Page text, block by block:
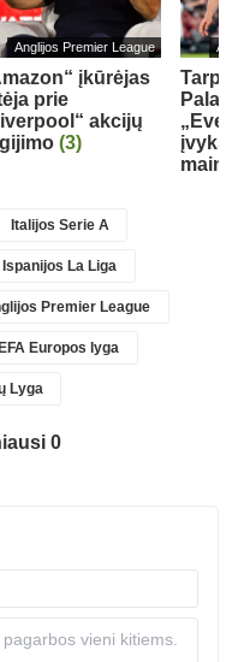
Anglijos Premier League
įkūrėjas
prie
akcijų
(3)
Tarp
įvyks
Italijos Serie A
Ispanijos La Liga
Premier League
Europos lyga
Lyga
0